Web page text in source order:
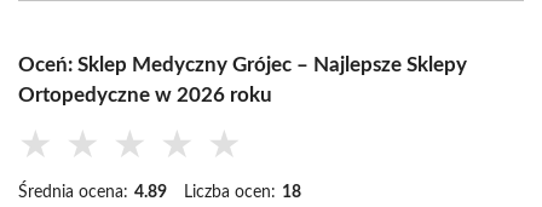
Oceń: Sklep Medyczny Grójec – Najlepsze Sklepy
Ortopedyczne w 2026 roku
★ ★ ★ ★ ★
Średnia ocena: 4.89 Liczba ocen: 18